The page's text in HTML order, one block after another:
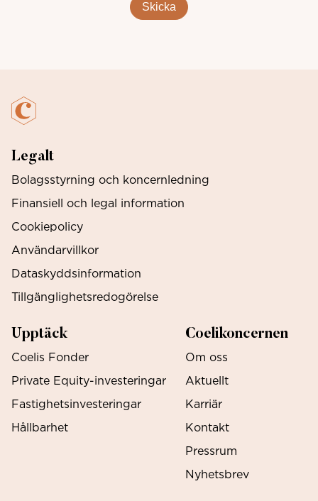
Skicka
Legalt
Bolagsstyrning och koncernledning
Finansiell och legal information
Cookiepolicy
Användarvillkor
Dataskyddsinformation
Tillgänglighetsredogörelse
Upptäck
Coelis Fonder
Private Equity-investeringar
Fastighetsinvesteringar
Hållbarhet
Coelikoncernen
Om oss
Aktuellt
Karriär
Kontakt
Pressrum
Nyhetsbrev